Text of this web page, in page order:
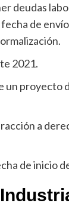
deudas
de
2021.
un proyecto
a
de inicio